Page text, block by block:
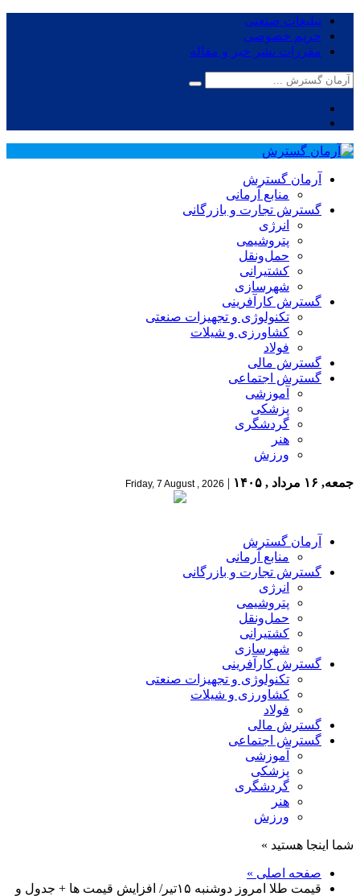
تبلیغات صنعتی
حریم خصوصی
مقررات نشر خبر و مقاله
آرمان گسترش
منابع آرمانی
گسترش تجارت و بازرگانی
انرژی
پتروشیمی
حمل‌و‌نقل
کشتیرانی
شهرسازی
گسترش کارآفرینی
تکنولوژی و تجهیزات صنعتی
کشاورزی و شیلات
فولاد
گسترش مالی
گسترش اجتماعی
آموزشی
پزشکی
گردشگری
هنر
ورزش
جمعه, ۱۶ مرداد , ۱۴۰۵ |
Friday, 7 August , 2026
آرمان گسترش
منابع آرمانی
گسترش تجارت و بازرگانی
انرژی
پتروشیمی
حمل‌و‌نقل
کشتیرانی
شهرسازی
گسترش کارآفرینی
تکنولوژی و تجهیزات صنعتی
کشاورزی و شیلات
فولاد
گسترش مالی
گسترش اجتماعی
آموزشی
پزشکی
گردشگری
هنر
ورزش
شما اینجا هستید »
صفحه اصلی »
قیمت طلا امروز دوشنبه ۱۵تیر/ افزایش قیمت ها + جدول و